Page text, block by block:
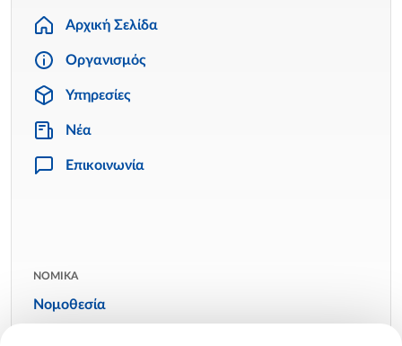
Αρχική Σελίδα
Οργανισμός
Υπηρεσίες
Νέα
Επικοινωνία
ΝΟΜΙΚΑ
Νομοθεσία